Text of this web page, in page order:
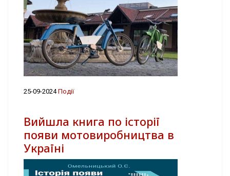
25-09-2024Події
Вийшла книга по історії
появи мотовиробництва в
Україні